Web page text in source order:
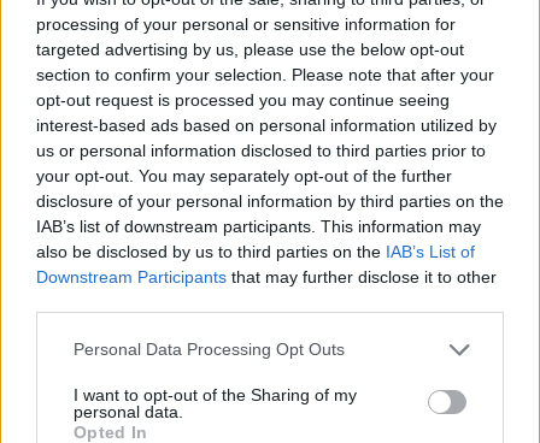
processing of your personal or sensitive information for
targeted advertising by us, please use the below opt-out
section to confirm your selection. Please note that after your
opt-out request is processed you may continue seeing
interest-based ads based on personal information utilized by
us or personal information disclosed to third parties prior to
your opt-out. You may separately opt-out of the further
disclosure of your personal information by third parties on the
IAB’s list of downstream participants. This information may
also be disclosed by us to third parties on the IAB’s List of
Downstream Participants that may further disclose it to other
Personal Data Processing Opt Outs
I want to opt-out of the Sharing of my
personal data.
Opted In
ευρώ
08/08/2026 11:09
Ψηφιακό Δελτίο Αποστολής: Τι αλλάζει στις